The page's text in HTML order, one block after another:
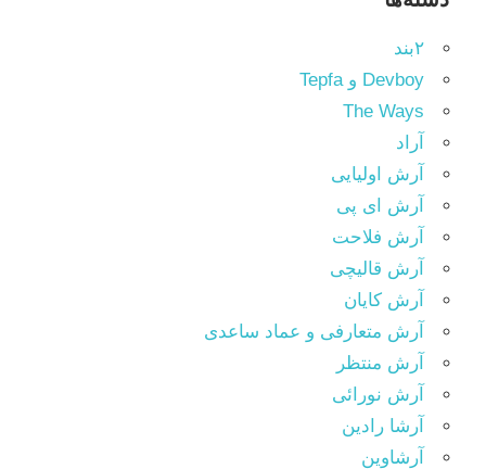
۲بند
Devboy و Tepfa
The Ways
آراد
آرش اولیایی
آرش ای پی
آرش فلاحت
آرش قالیچی
آرش کایان
آرش متعارفی و عماد ساعدی
آرش منتظر
آرش نورائی
آرشا رادین
آرشاوین